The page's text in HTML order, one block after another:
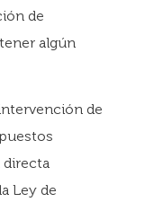
de
algún
de
directa
Ley de